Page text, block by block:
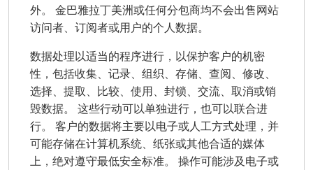
外。 金巴雅拉丁美洲或任何分包商均不会出售网站
访问者、订阅者或用户的个人数据。
数据处理以适当的程序进行，以保护客户的机密
性，包括收集、记录、组织、存储、查阅、修改、
选择、提取、比较、使用、封锁、交流、取消或销
毁数据。 这些行动可以单独进行，也可以联合进
行。 客户的数据将主要以电子或人工方式处理，并
可能存储在计算机系统、纸张或其他合适的媒体
上，绝对遵守最低安全标准。 操作可能涉及电子或